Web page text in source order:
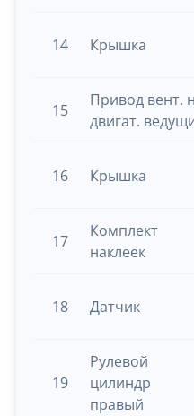
14 Крышка
15
Привод вент.
двигат.
16 Крышка
17
Комплект
наклеек
18 Датчик
19
Рулевой
цилиндр
правый